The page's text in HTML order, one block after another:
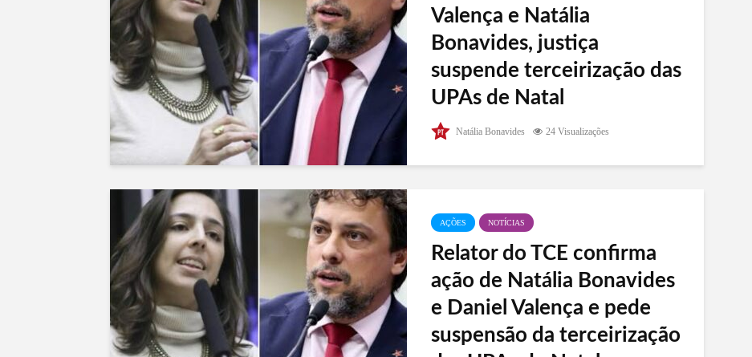
Valença e Natália
Bonavides, justiça
suspende terceirização das
UPAs de Natal
No início da tarde desta segunda-feira (8), a 6ª
Vara da Fazenda Pública suspende a terceirização
Natália Bonavides 24 Visualizações
AÇÕES NOTÍCIAS
Relator do TCE confirma
ação de Natália Bonavides
e Daniel Valença e pede
suspensão da terceirização